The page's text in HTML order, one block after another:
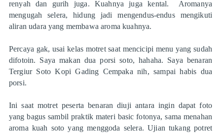
renyah dan gurih juga. Kuahnya juga kental. Aromanya
mengugah selera, hidung jadi mengendus-endus mengikuti
aliran udara yang membawa aroma kuahnya.
Percaya gak, usai kelas motret saat mencicipi menu yang sudah
difotoin. Saya makan dua porsi soto, hahaha. Saya benaran
Tergiur Soto Kopi Gading Cempaka nih, sampai habis dua
porsi.
Ini saat motret peserta benaran diuji antara ingin dapat foto
yang bagus sambil praktik materi basic fotonya, sama menahan
aroma kuah soto yang menggoda selera. Ujian tukang potret